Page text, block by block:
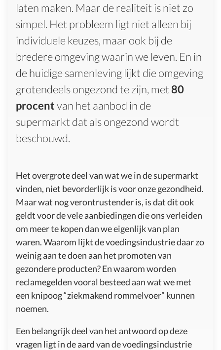
laten maken. Maar de realiteit is niet zo
simpel. Het probleem ligt niet alleen bij
individuele keuzes, maar ook bij de
bredere omgeving waarin we leven. En in
de huidige samenleving lijkt die omgeving
grotendeels ongezond te zijn, met 80
procentvan het aanbod in de
supermarkt dat als ongezond wordt
beschouwd.
Het overgrote deel van wat we in de supermarkt
vinden, niet bevorderlijk is voor onze gezondheid.
Maar wat nog verontrustender is, is dat dit ook
geldt voor de vele aanbiedingen die ons verleiden
om meer te kopen dan we eigenlijk van plan
waren. Waarom lijkt de voedingsindustrie daar zo
weinig aan te doen aan het promoten van
gezondere producten? En waarom worden
reclamegelden vooral besteed aan wat we met
een knipoog “ziekmakend rommelvoer” kunnen
noemen.
Een belangrijk deel van het antwoord op deze
vragen ligt in de aard van de voedingsindustrie